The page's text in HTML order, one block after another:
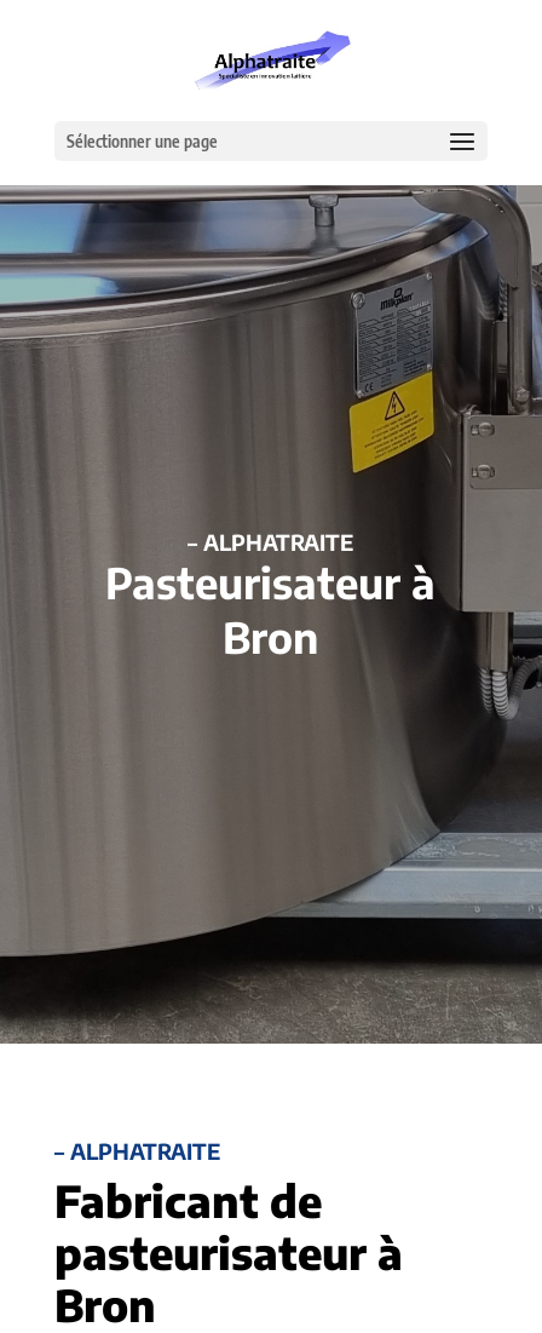
Sélectionner une page
– ALPHATRAITE
Pasteurisateur à
Bron
– ALPHATRAITE
Fabricant de
pasteurisateur à
Bron